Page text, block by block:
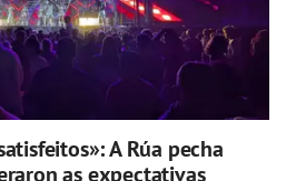
A Rúa pecha
as expectativas